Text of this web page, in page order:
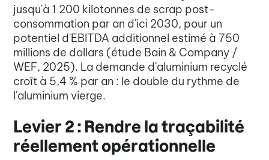
jusqu'à 1 200 kilotonnes de scrap post-
consommation par an d'ici 2030, pour un
potentiel d'EBITDA additionnel estimé à 750
millions de dollars (étude Bain & Company /
WEF, 2025). La demande d'aluminium recyclé
croît à 5,4 % par an : le double du rythme de
l'aluminium vierge.
Levier 2 : Rendre la traçabilité
réellement opérationnelle